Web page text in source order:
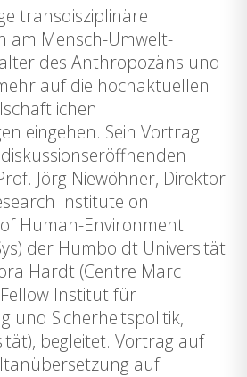
transdisziplinäre
am Mensch-Umwelt-
des Anthropozäns und
auf die hochaktuellen
eingehen. Sein Vortrag
Jörg Niewöhner, Direktor
Institute on
Human-Environment
der Humboldt Universität
Hardt (Centre Marc
Institut für
und Sicherheitspolitik,
begleitet. Vortrag auf
auf